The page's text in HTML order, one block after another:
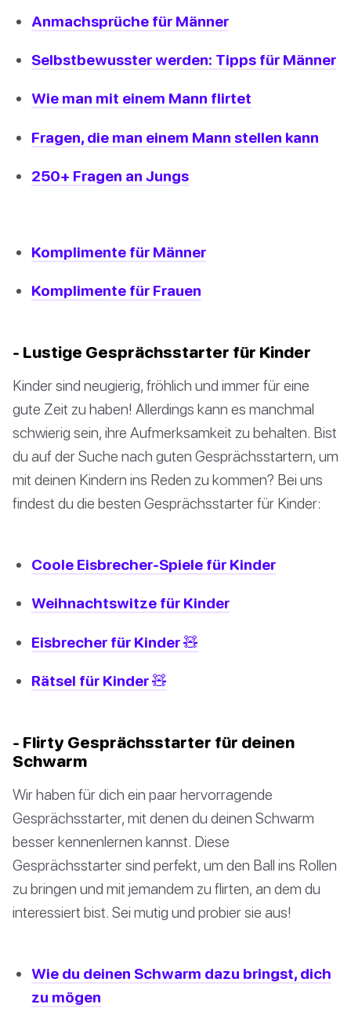
Anmachsprüche für Männer
Selbstbewusster werden: Tipps für Männer
Wie man mit einem Mann flirtet
Fragen, die man einem Mann stellen kann
250+ Fragen an Jungs
Komplimente für Männer
Komplimente für Frauen
- Lustige Gesprächsstarter für Kinder
Kinder sind neugierig, fröhlich und immer für eine
gute Zeit zu haben! Allerdings kann es manchmal
schwierig sein, ihre Aufmerksamkeit zu behalten. Bist
du auf der Suche nach guten Gesprächsstartern, um
mit deinen Kindern ins Reden zu kommen? Bei uns
findest du die besten Gesprächsstarter für Kinder:
Coole Eisbrecher-Spiele für Kinder
Weihnachtswitze für Kinder
Eisbrecher für Kinder 🧸
Rätsel für Kinder 🧸
- Flirty Gesprächsstarter für deinen
Schwarm
Wir haben für dich ein paar hervorragende
Gesprächsstarter, mit denen du deinen Schwarm
besser kennenlernen kannst. Diese
Gesprächsstarter sind perfekt, um den Ball ins Rollen
zu bringen und mit jemandem zu flirten, an dem du
interessiert bist. Sei mutig und probier sie aus!
Wie du deinen Schwarm dazu bringst, dich
zu mögen